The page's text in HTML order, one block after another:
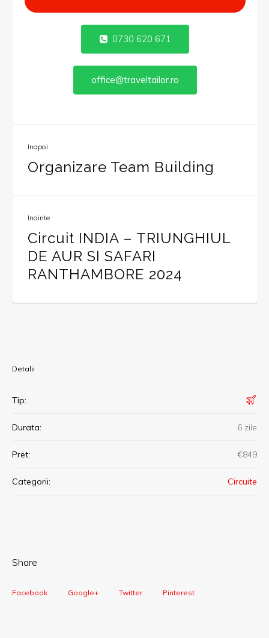
0730 620 671
office@traveltailor.ro
Inapoi
Organizare Team Building
Inainte
Circuit INDIA – TRIUNGHIUL
DE AUR SI SAFARI
RANTHAMBORE 2024
Detalii
Tip:
Durata: 6 zile
Pret: €849
Categorii: Circuite
Share
Facebook Google+ Twitter Pinterest